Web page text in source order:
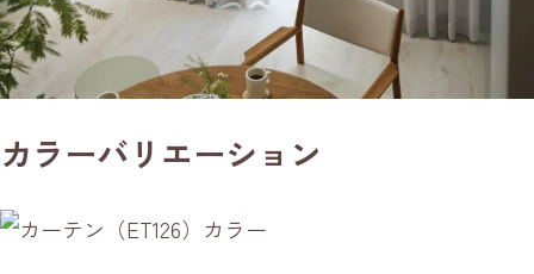
カラーバリエーション